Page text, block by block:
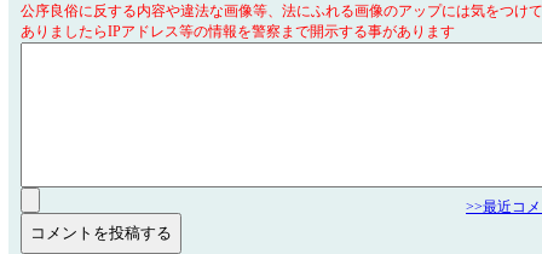
公序良俗に反する内容や違法な画像等、法にふれる画像のアップには気をつけ
ありましたらIPアドレス等の情報を警察まで開示する事があります
>>最近コ